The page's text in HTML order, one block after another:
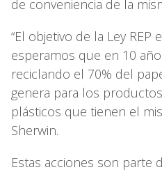
de conveniencia de la
“El objetivo de la Ley REP
esperamos que en 10
reciclando el 70% del
genera para los
plásticos que tienen el
Sherwin.
Estas acciones son parte